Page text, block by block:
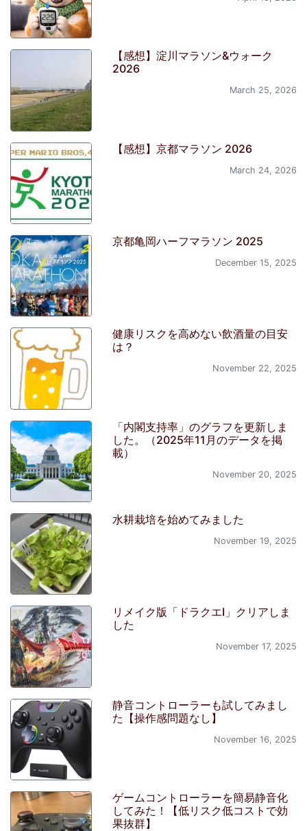
【感想】淀川マラソン&ウォーク
2026
March 25, 2026
【感想】京都マラソン 2026
March 24, 2026
京都亀岡ハーフマラソン 2025
December 15, 2025
健康リスクを高めない飲酒量の目安
は？
November 22, 2025
「内閣支持率」のグラフを更新しま
した。（2025年11月のデータを掲
載）
November 20, 2025
水耕栽培を始めてみました
November 19, 2025
リメイク版「ドラクエI」クリアしま
した
November 17, 2025
静音コントローラーも試してみまし
た【操作感問題なし】
November 16, 2025
ゲームコントローラーを簡易静音化
してみた！【低リスク低コストで効
果抜群】